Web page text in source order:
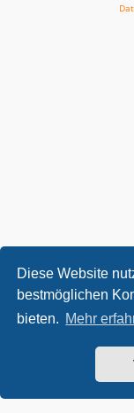
Diese Website
bestmöglichen
bieten. Mehr